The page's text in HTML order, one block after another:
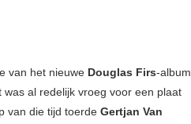
van het nieuwe Douglas Firs-album
was al redelijk vroeg voor een plaat
van die tijd toerde Gertjan Van